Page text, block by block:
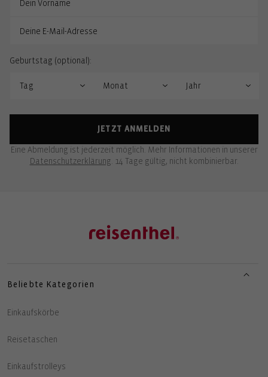
Geburtstag (optional):
JETZT ANMELDEN
Eine Abmeldung ist jederzeit möglich. Mehr Informationen in unserer
Datenschutzerklärung . 14 Tage gültig, nicht kombinierbar.
Beliebte Kategorien
Einkaufskörbe
Reisetaschen
Einkaufstrolleys